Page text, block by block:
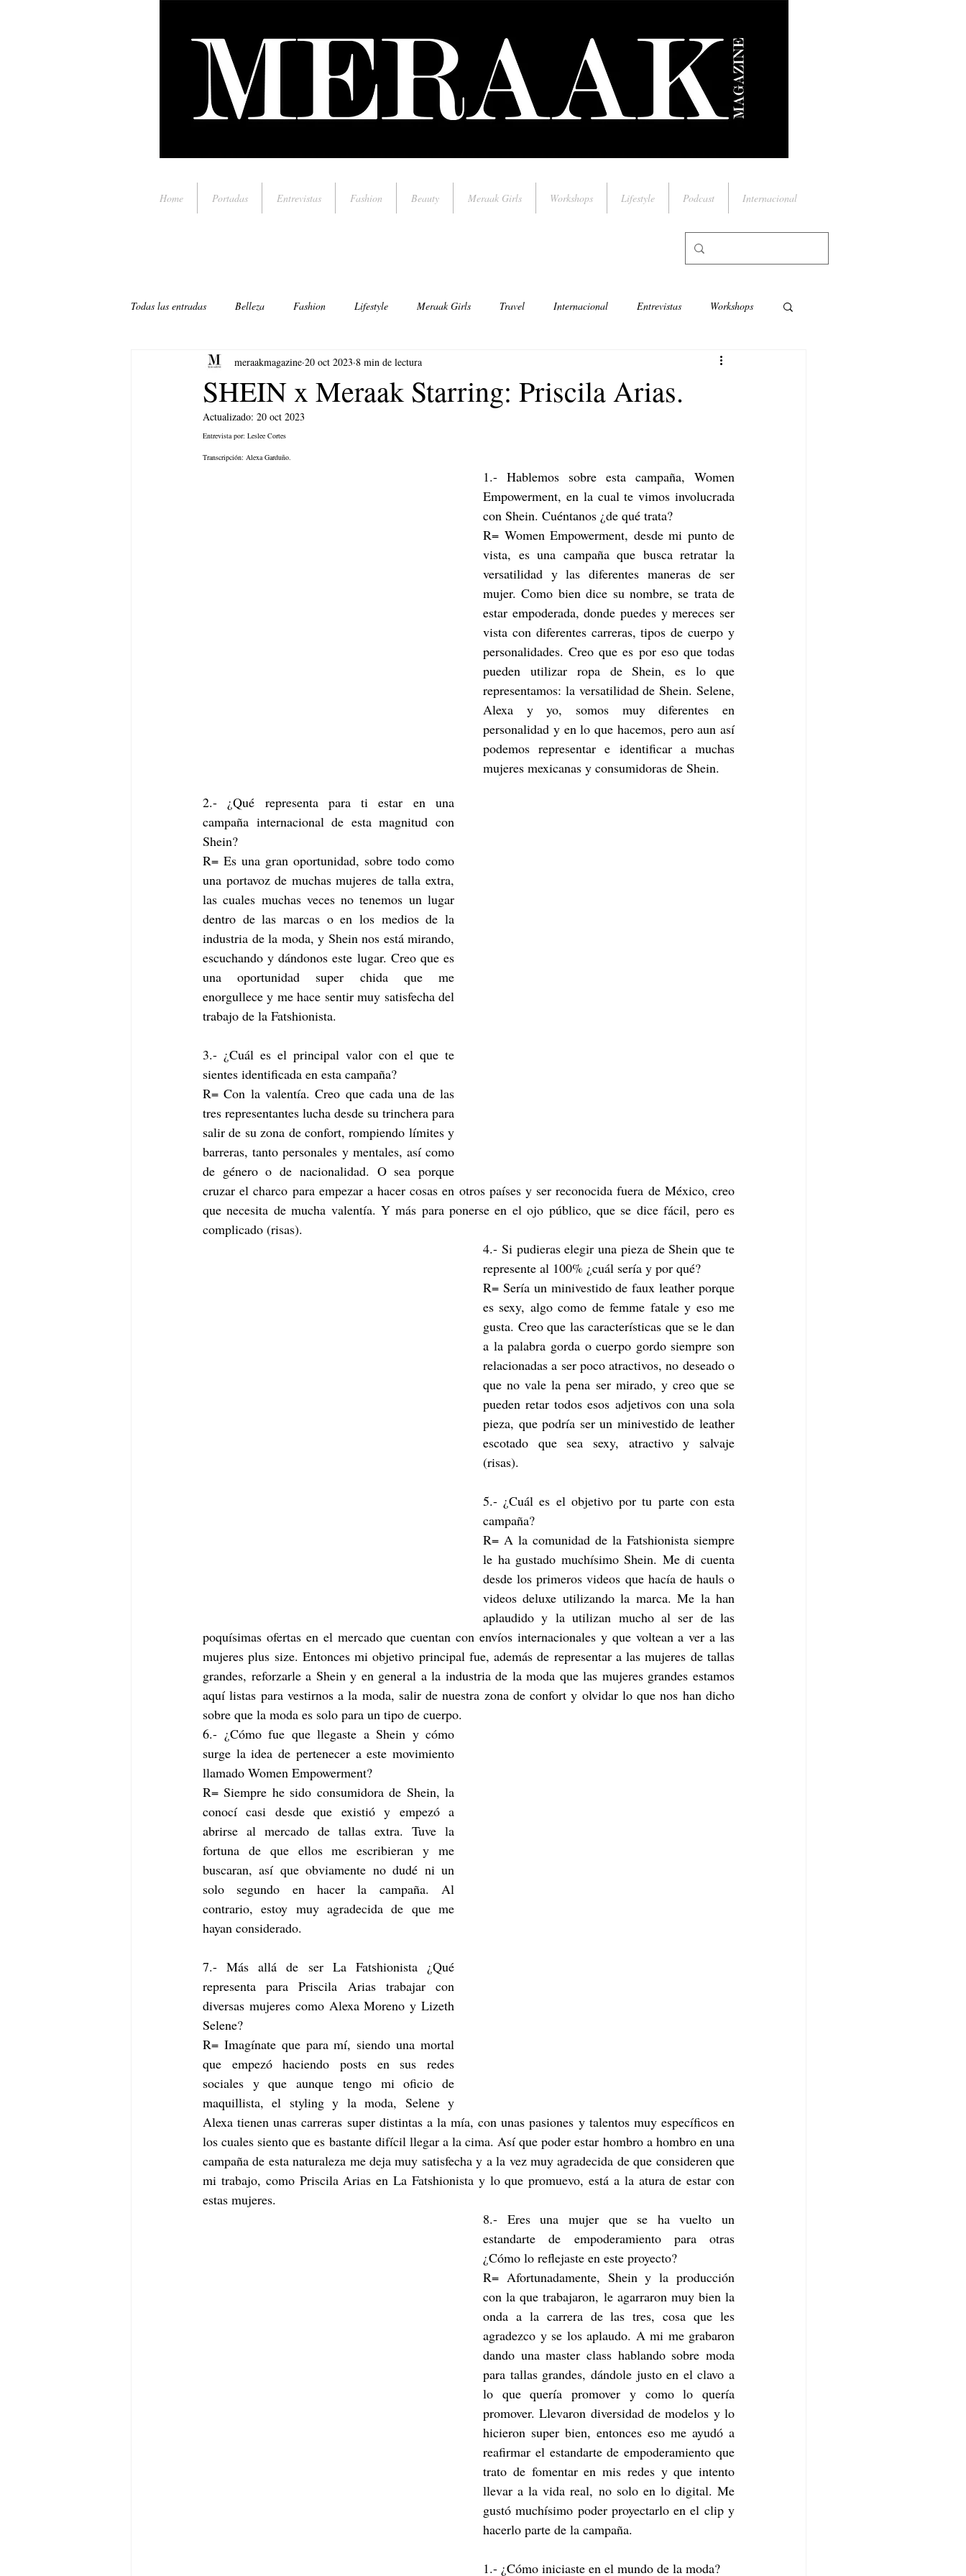
Home Portadas Entrevistas Fashion Beauty Meraak Girls Workshops Lifestyle Podcast Internacional
Todas las entradas Belleza Fashion Lifestyle Meraak Girls Travel Internacional Entrevistas Workshops
Música. Arte
SHEIN x Meraak Starring: Priscila Arias.
meraakmagazine 20 oct 2023 8 min de lectura
Actualizado: 20 oct 2023
Entrevista por: Leslee Cortes
Transcripción: Alexa Garduño.
1.- Hablemos sobre esta campaña, Women
Empowerment, en la cual te vimos involucrada
con Shein. Cuéntanos ¿de qué trata?
R= Women Empowerment, desde mi punto de
vista, es una campaña que busca retratar la
versatilidad y las diferentes maneras de ser
mujer. Como bien dice su nombre, se trata de
estar empoderada, donde puedes y mereces ser
vista con diferentes carreras, tipos de cuerpo y
personalidades. Creo que es por eso que todas
pueden utilizar ropa de Shein, es lo que
representamos: la versatilidad de Shein. Selene,
Alexa y yo, somos muy diferentes en
personalidad y en lo que hacemos, pero aun así
podemos representar e identificar a muchas
mujeres mexicanas y consumidoras de Shein.
2.- ¿Qué representa para ti estar en una
campaña internacional de esta magnitud con
Shein?
R= Es una gran oportunidad, sobre todo como
una portavoz de muchas mujeres de talla extra,
las cuales muchas veces no tenemos un lugar
dentro de las marcas o en los medios de la
industria de la moda, y Shein nos está mirando,
escuchando y dándonos este lugar. Creo que es
una oportunidad super chida que me
enorgullece y me hace sentir muy satisfecha del
trabajo de la Fatshionista.
3.- ¿Cuál es el principal valor con el que te
sientes identificada en esta campaña?
R= Con la valentía. Creo que cada una de las
tres representantes lucha desde su trinchera para
salir de su zona de confort, rompiendo límites y
barreras, tanto personales y mentales, así como
de género o de nacionalidad. O sea porque
cruzar el charco para empezar a hacer cosas en otros países y ser reconocida fuera de México, creo
que necesita de mucha valentía. Y más para ponerse en el ojo público, que se dice fácil, pero es
complicado (risas).
4.- Si pudieras elegir una pieza de Shein que te
represente al 100% ¿cuál sería y por qué?
R= Sería un minivestido de faux leather porque
es sexy, algo como de femme fatale y eso me
gusta. Creo que las características que se le dan
a la palabra gorda o cuerpo gordo siempre son
relacionadas a ser poco atractivos, no deseado o
que no vale la pena ser mirado, y creo que se
pueden retar todos esos adjetivos con una sola
pieza, que podría ser un minivestido de leather
escotado que sea sexy, atractivo y salvaje
(risas).
5.- ¿Cuál es el objetivo por tu parte con esta
campaña?
R= A la comunidad de la Fatshionista siempre
le ha gustado muchísimo Shein. Me di cuenta
desde los primeros videos que hacía de hauls o
videos deluxe utilizando la marca. Me la han
aplaudido y la utilizan mucho al ser de las
poquísimas ofertas en el mercado que cuentan con envíos internacionales y que voltean a ver a las
mujeres plus size. Entonces mi objetivo principal fue, además de representar a las mujeres de tallas
grandes, reforzarle a Shein y en general a la industria de la moda que las mujeres grandes estamos
aquí listas para vestirnos a la moda, salir de nuestra zona de confort y olvidar lo que nos han dicho
sobre que la moda es solo para un tipo de cuerpo.
6.- ¿Cómo fue que llegaste a Shein y cómo
surge la idea de pertenecer a este movimiento
llamado Women Empowerment?
R= Siempre he sido consumidora de Shein, la
conocí casi desde que existió y empezó a
abrirse al mercado de tallas extra. Tuve la
fortuna de que ellos me escribieran y me
buscaran, así que obviamente no dudé ni un
solo segundo en hacer la campaña. Al
contrario, estoy muy agradecida de que me
hayan considerado.
7.- Más allá de ser La Fatshionista ¿Qué
representa para Priscila Arias trabajar con
diversas mujeres como Alexa Moreno y Lizeth
Selene?
R= Imagínate que para mí, siendo una mortal
que empezó haciendo posts en sus redes
sociales y que aunque tengo mi oficio de
maquillista, el styling y la moda, Selene y
Alexa tienen unas carreras super distintas a la mía, con unas pasiones y talentos muy específicos en
los cuales siento que es bastante difícil llegar a la cima. Así que poder estar hombro a hombro en una
campaña de esta naturaleza me deja muy satisfecha y a la vez muy agradecida de que consideren que
mi trabajo, como Priscila Arias en La Fatshionista y lo que promuevo, está a la atura de estar con
estas mujeres.
8.- Eres una mujer que se ha vuelto un
estandarte de empoderamiento para otras
¿Cómo lo reflejaste en este proyecto?
R= Afortunadamente, Shein y la producción
con la que trabajaron, le agarraron muy bien la
onda a la carrera de las tres, cosa que les
agradezco y se los aplaudo. A mi me grabaron
dando una master class hablando sobre moda
para tallas grandes, dándole justo en el clavo a
lo que quería promover y como lo quería
promover. Llevaron diversidad de modelos y lo
hicieron super bien, entonces eso me ayudó a
reafirmar el estandarte de empoderamiento que
trato de fomentar en mis redes y que intento
llevar a la vida real, no solo en lo digital. Me
gustó muchísimo poder proyectarlo en el clip y
hacerlo parte de la campaña.
1.- ¿Cómo iniciaste en el mundo de la moda?